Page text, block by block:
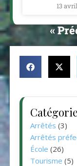
13
«
Arrêtés (3)
Arrêtés
École (26)
Tourisme (5)